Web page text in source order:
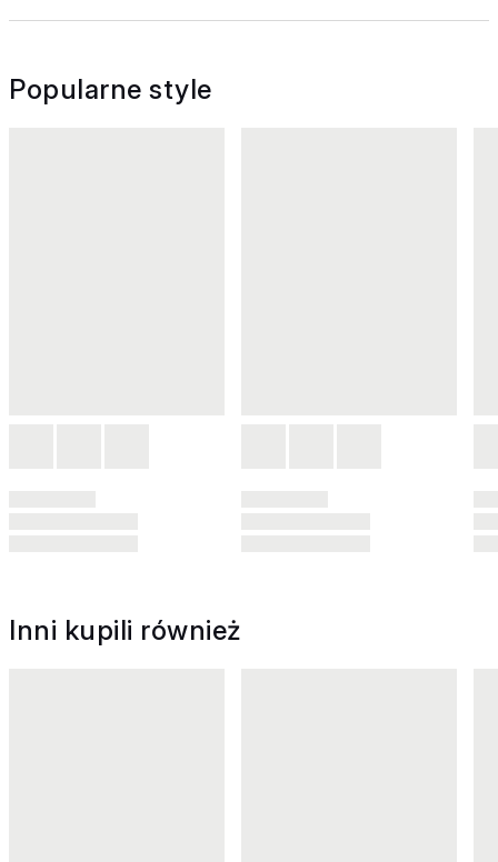
Popularne style
Inni kupili również